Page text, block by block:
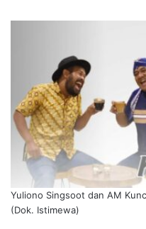
Yuliono Singsoot dan AM
(Dok. Istimewa)